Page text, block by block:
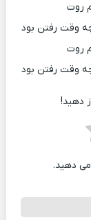
روت
وقت رفتن بود
روت
وقت رفتن بود
دهید!
می دهید.